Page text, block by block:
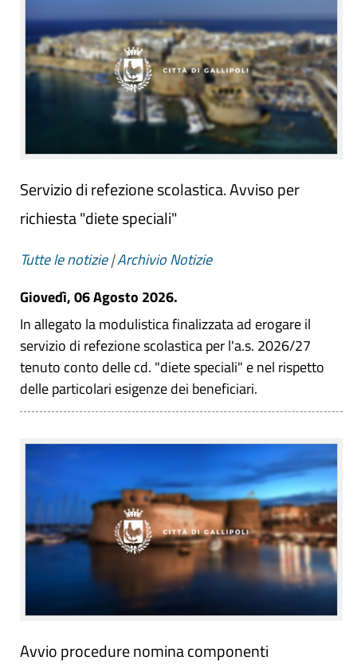
Servizio di refezione scolastica. Avviso per
richiesta "diete speciali"
Tutte le notizie|Archivio Notizie
Giovedì, 06 Agosto 2026.
In allegato la modulistica finalizzata ad erogare il
servizio di refezione scolastica per l'a.s. 2026/27
tenuto conto delle cd. "diete speciali" e nel rispetto
delle particolari esigenze dei beneficiari.
Avvio procedure nomina componenti